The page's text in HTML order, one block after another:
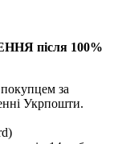
після 100%
покупцем за
Укрпошти.